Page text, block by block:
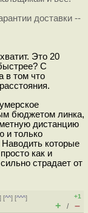
доставки --
Это 20
С
в том что
бюджетом линка,
дистанцию
и только
которые
как и
страдает от
] [^^] [^^^]
+1
+ / –